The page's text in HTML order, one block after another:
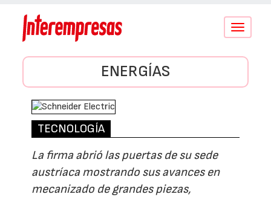
Conmutar
ENERGÍAS
TECNOLOGÍA
La firma abrió las puertas de su sede
austríaca mostrando sus avances en
mecanizado de grandes piezas,